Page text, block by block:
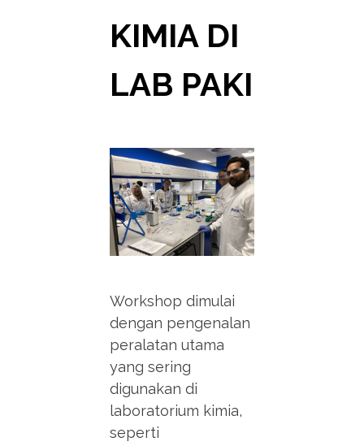
KIMIA DI
LAB PAKI
Workshop dimulai
dengan pengenalan
peralatan utama
yang sering
digunakan di
laboratorium kimia,
seperti